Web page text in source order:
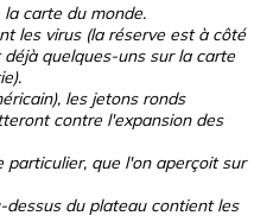
carte du monde.
les virus (la réserve est à côté
quelques-uns sur la carte
les jetons ronds
contre l'expansion des
particulier, que l'on aperçoit sur
du plateau contient les